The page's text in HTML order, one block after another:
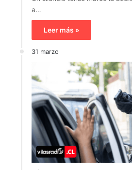
a…
Leer más »
31 marzo